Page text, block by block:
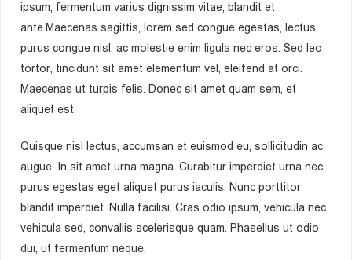
ipsum, fermentum varius dignissim vitae, blandit et
ante.Maecenas sagittis, lorem sed congue egestas, lectus
purus congue nisl, ac molestie enim ligula nec eros. Sed leo
tortor, tincidunt sit amet elementum vel, eleifend at orci.
Maecenas ut turpis felis. Donec sit amet quam sem, et
aliquet est.
Quisque nisl lectus, accumsan et euismod eu, sollicitudin ac
augue. In sit amet urna magna. Curabitur imperdiet urna nec
purus egestas eget aliquet purus iaculis. Nunc porttitor
blandit imperdiet. Nulla facilisi. Cras odio ipsum, vehicula nec
vehicula sed, convallis scelerisque quam. Phasellus ut odio
dui, ut fermentum neque.